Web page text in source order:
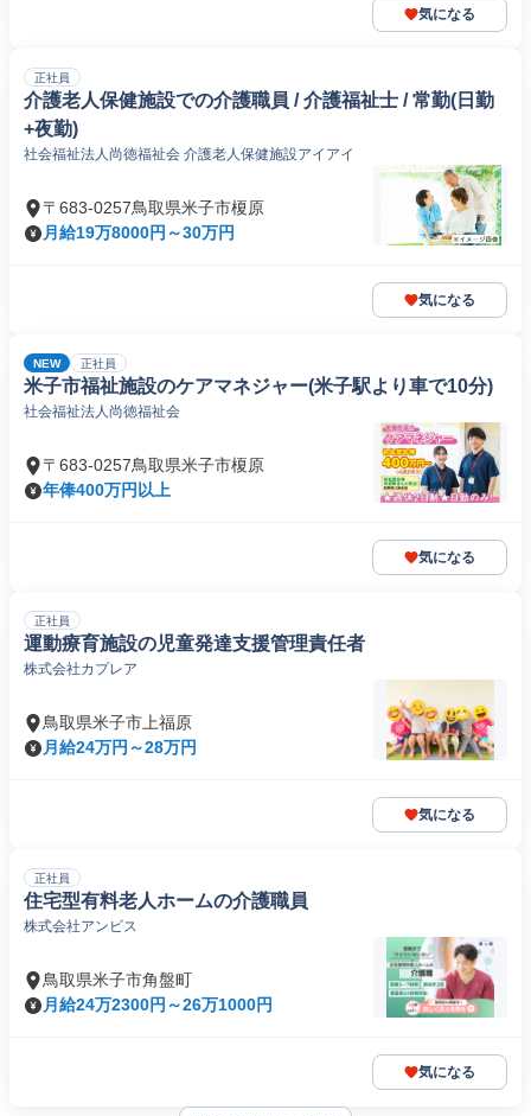
気になる
正社員
介護老人保健施設での介護職員 / 介護福祉士 / 常勤(日勤
+夜勤)
社会福祉法人尚徳福祉会 介護老人保健施設アイアイ
〒683-0257鳥取県米子市榎原
月給19万8000円～30万円
気になる
NEW 正社員
米子市福祉施設のケアマネジャー(米子駅より車で10分)
社会福祉法人尚徳福祉会
〒683-0257鳥取県米子市榎原
年俸400万円以上
気になる
正社員
運動療育施設の児童発達支援管理責任者
株式会社カプレア
鳥取県米子市上福原
月給24万円～28万円
気になる
正社員
住宅型有料老人ホームの介護職員
株式会社アンビス
鳥取県米子市角盤町
月給24万2300円～26万1000円
気になる